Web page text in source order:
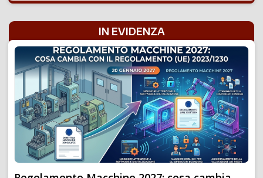
IN EVIDENZA